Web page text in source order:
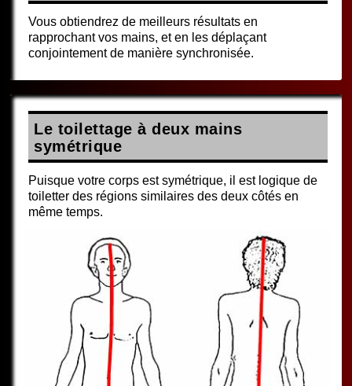
Vous obtiendrez de meilleurs résultats en
rapprochant vos mains, et en les déplaçant
conjointement de manière synchronisée.
Le toilettage à deux mains
symétrique
Puisque votre corps est symétrique, il est logique de
toiletter des régions similaires des deux côtés en
même temps.